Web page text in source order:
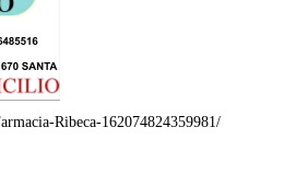
Ribeca-162074824359981/